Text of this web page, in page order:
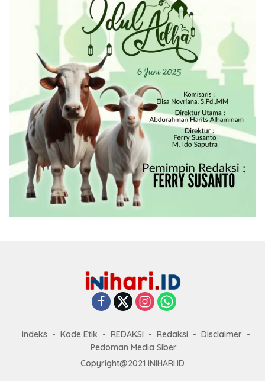
Indeks Kode Etik REDAKSI Redaksi
Disclaimer
Pedoman Media Siber
Copyright@2021 INIHARI.ID